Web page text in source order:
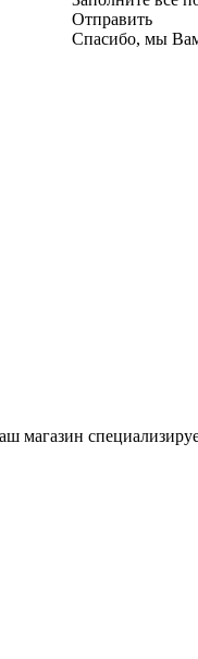
Отправить
Спасибо, мы
магазин